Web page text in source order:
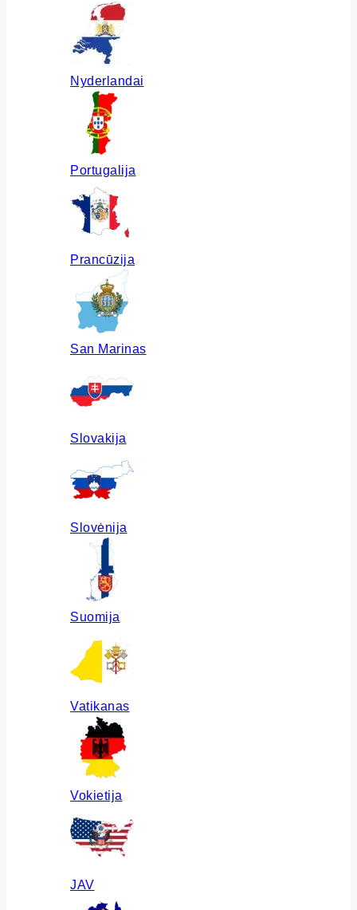
Nyderlandai
Portugalija
Prancūzija
San Marinas
Slovakija
Slovėnija
Suomija
Vatikanas
Vokietija
JAV